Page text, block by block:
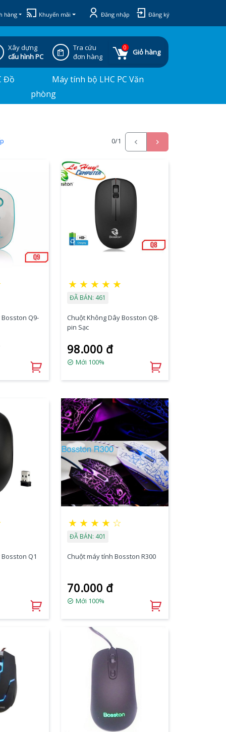
hàng Khuyến mãi Đăng nhập Đăng ký
Xây dựng
cấu hình PC
Tra cứu
đơn hàng
0
Giỏ hàng
Đồ
Máy tính bộ LHC PC Văn
phòng
0/1
Q9-
★ ★ ★ ★ ★
ĐÃ BÁN: 461
Chuột Không Dây Bosston Q8-
pin Sạc
98.000 đ
Mới 100%
Q1
★ ★ ★ ★ ☆
ĐÃ BÁN: 401
Chuột máy tính Bosston R300
70.000 đ
Mới 100%